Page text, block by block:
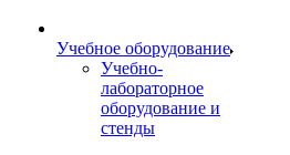
Учебное оборудование
Учебно-
лабораторное
оборудование и
стенды